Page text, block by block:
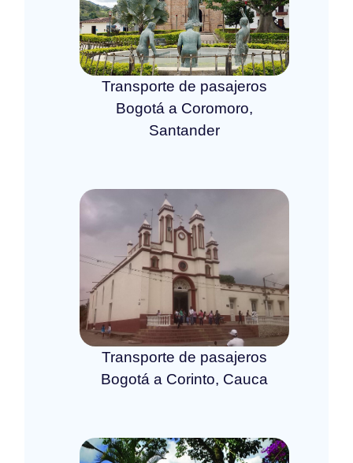
Transporte de pasajeros
Bogotá a Coromoro,
Santander
Transporte de pasajeros
Bogotá a Corinto, Cauca